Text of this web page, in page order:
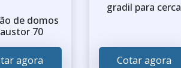
de domos
70
agora
gradil para cerca
Cotar agora